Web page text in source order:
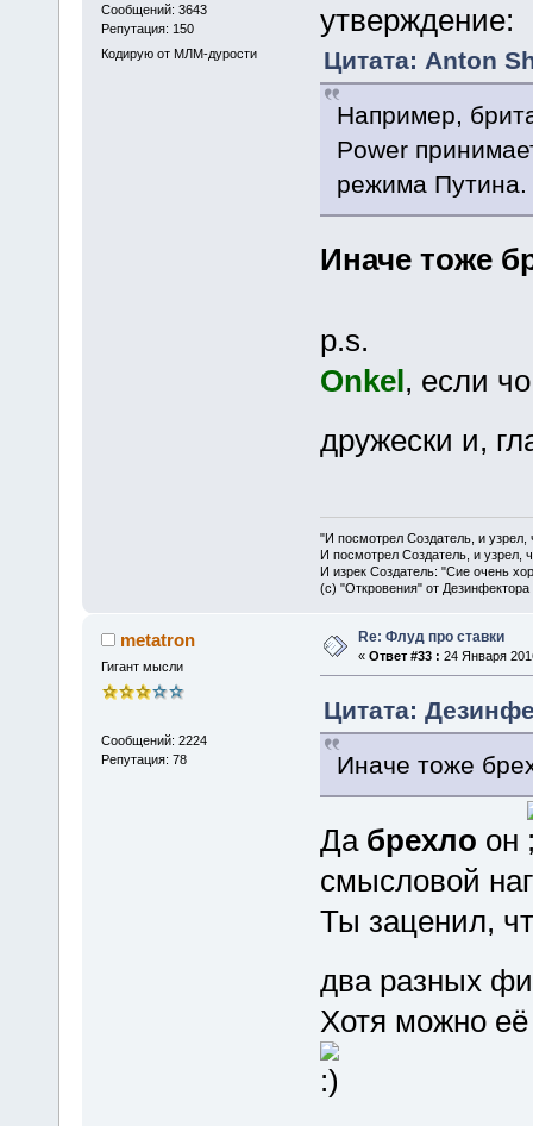
Сообщений: 3643
Репутация: 150
Кодирую от МЛМ-дурости
утверждение:
Цитата: Anton
Например,
Power
режима
Иначе тоже
p.s.
Onkel, если
дружески и,
"И посмотрел Создатель, и
И посмотрел Создатель, и узрел,
И изрек Создатель: "Сие очень
(с) "Откровения" от Дезинфектора
metatron
Гигант мысли
Сообщений: 2224
Репутация: 78
Re: Флуд про ставки
« Ответ #33 : 24 Января
Цитата:
Иначе тоже
Да брехло он
смысловой
Ты заценил,
два разных
Хотя можно